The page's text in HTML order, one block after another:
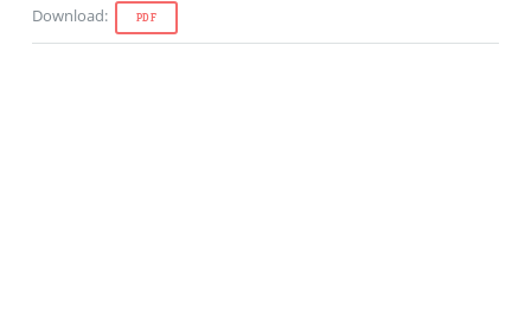
Download: PDF